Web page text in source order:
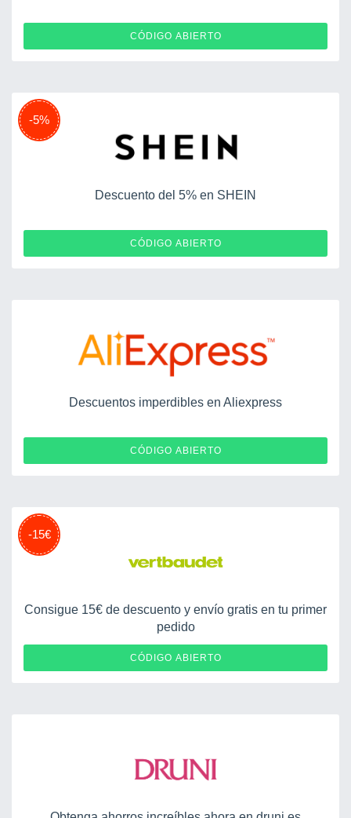
CÓDIGO ABIERTO
-5%
Descuento del 5% en SHEIN
CÓDIGO ABIERTOESUGHT101319
Descuentos imperdibles en Aliexpress
CÓDIGO ABIERTO
-15€
Consigue 15€ de descuento y envío gratis en tu primer
pedido
CÓDIGO ABIERTO